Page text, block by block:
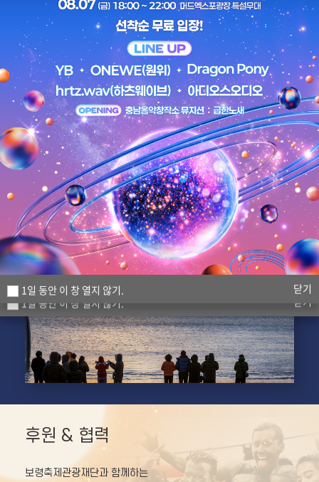
주요사업
보령머드축제, 보령머드화장품 등
주요사업을 소개합니다.
보령머드
축제
대천겨울바다
사랑축제
보령머드
화장품
국제협력
후원 & 협력
보령축제관광재단과 함께하는
1일 동안 이 창 열지 않기.
닫기
1일 동안 이 창 열지 않기.
닫기
1일 동안 이 창 열지 않기. 닫기